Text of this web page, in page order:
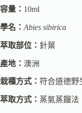
容量： 10ml
學名： Abies sibirica
萃取部位： 針葉
產地： 澳洲
栽種方式： 符合道德野
萃取方式： 蒸氣蒸餾法